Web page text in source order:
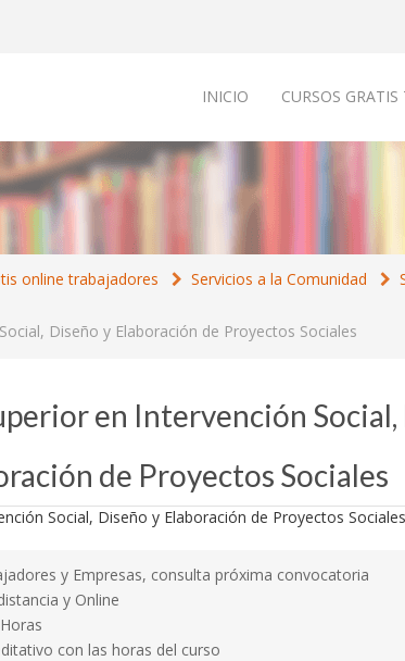
INICIO CURSOS
online trabajadores Servicios a la Comunidad
Diseño y Elaboración de Proyectos Sociales
en Intervención Social,
de Proyectos Sociales
y Empresas, consulta próxima convocatoria
y Online
con las horas del curso